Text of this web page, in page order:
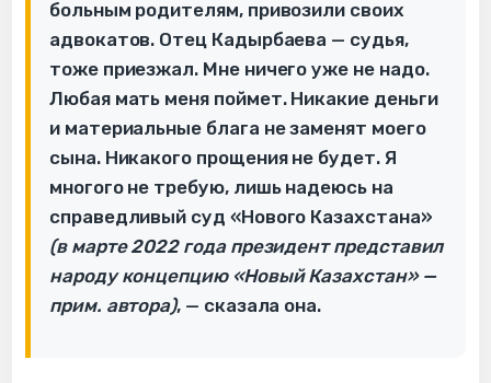
больным родителям, привозили своих
адвокатов. Отец Кадырбаева — судья,
тоже приезжал. Мне ничего уже не надо.
Любая мать меня поймет. Никакие деньги
и материальные блага не заменят моего
сына. Никакого прощения не будет. Я
многого не требую, лишь надеюсь на
справедливый суд «Нового Казахстана»
(в марте 2022 года президент представил
народу концепцию «Новый Казахстан» —
прим. автора), — сказала она.